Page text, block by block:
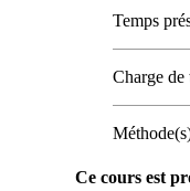
Temps
Charge de
Ce cours est